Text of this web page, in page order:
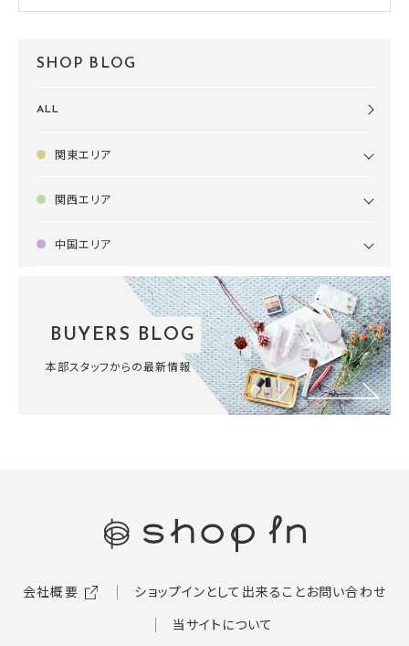
SHOP BLOG
ALL
関東エリア
関西エリア
中国エリア
BUYERS BLOG
本部スタッフからの最新情報
会社概要 ショップインとして出来ることお問い合わせ
当サイトについて